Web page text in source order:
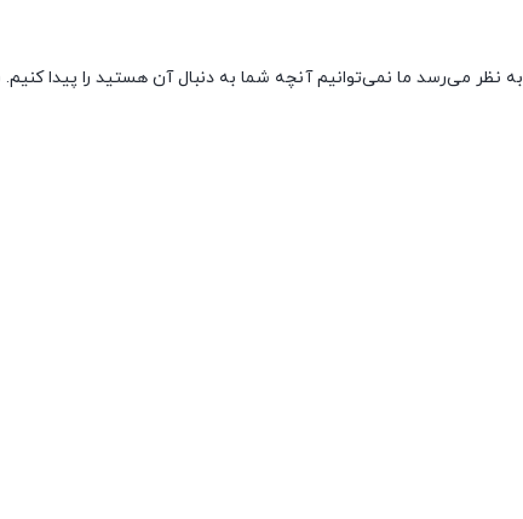
به نظر می‌رسد ما نمی‌توانیم آنچه شما به دنبال آن هستید را پیدا